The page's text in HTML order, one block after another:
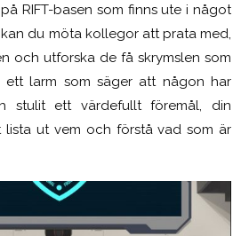
RIFT-basen som finns ute i något
kan du möta kollegor att prata med,
och utforska de få skrymslen som
ett larm som säger att någon har
stulit ett värdefullt föremål, din
ut vem och förstå vad som är